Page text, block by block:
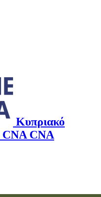
Κυπριακό
CNA CNA